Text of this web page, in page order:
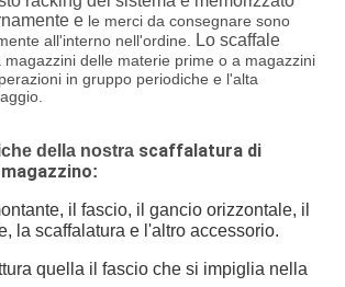
ele merci da consegnare sono
all'interno nell'ordine. Lo scaffale
delle materie prime o a magazzini
in gruppo periodiche e l'alta
della nostra scaffalatura di
:
il fascio, il gancio orizzontale, il
la scaffalatura e l'altro accessorio.
quella il fascio che si impiglia nella